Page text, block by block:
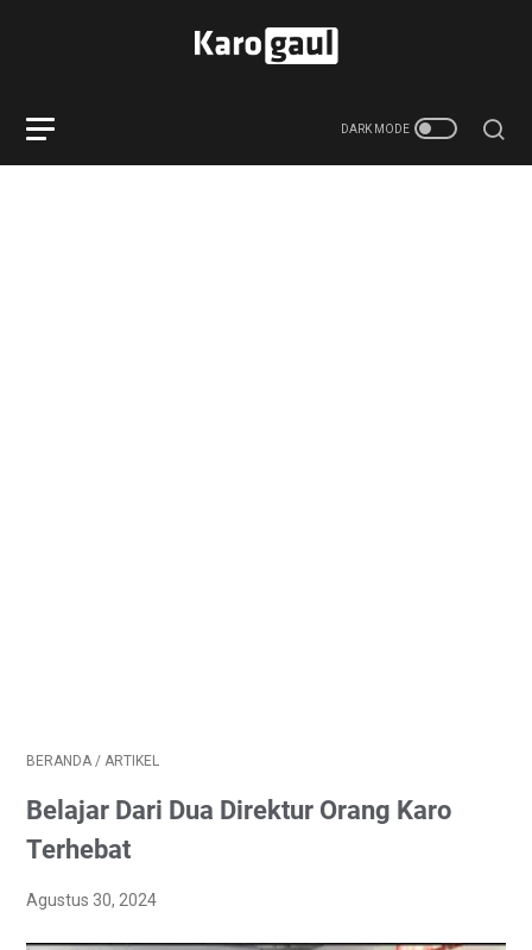
BERANDA / ARTIKEL
Belajar Dari Dua Direktur Orang Karo
Terhebat
Agustus 30, 2024